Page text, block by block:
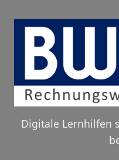
Digitale Lernhilfen